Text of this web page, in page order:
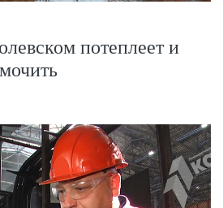
потеплеет и